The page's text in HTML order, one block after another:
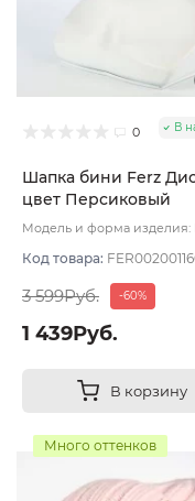
0 В
Шапка бини Ferz
цвет Персиковый
Модель и форма изделия:
Код товара:
3 599Руб. -60%
1 439Руб.
В корзину
Много оттенков